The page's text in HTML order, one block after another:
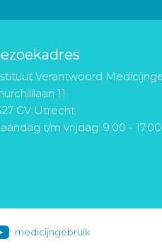
Verantwoord
11
GV Utrecht
t/m vrijdag: 9.00 -
medicijngebruik